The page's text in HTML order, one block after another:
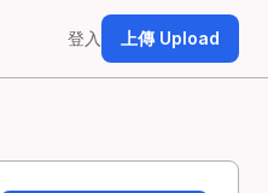
登入 上傳 Upload